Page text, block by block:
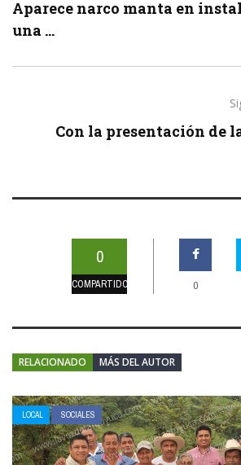
Aparece narco manta en
una ...
Con la presentación de
0
COMPARTIDOS 0
RELACIONADO MÁS DEL AUTOR
LOCAL SOCIALES